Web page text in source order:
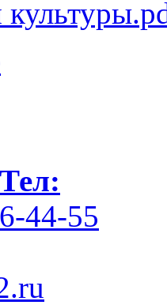
Тел:
44-55